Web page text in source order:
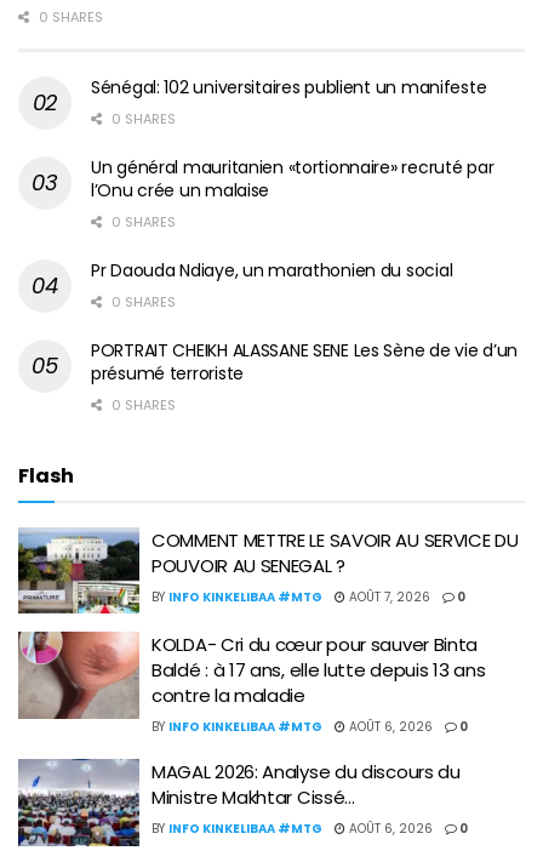
0 SHARES
Sénégal: 102 universitaires publient un manifeste
0 SHARES
Un général mauritanien «tortionnaire» recruté par
l’Onu crée un malaise
0 SHARES
Pr Daouda Ndiaye, un marathonien du social
0 SHARES
PORTRAIT CHEIKH ALASSANE SENE Les Sène de vie d’un
présumé terroriste
0 SHARES
Flash
COMMENT METTRE LE SAVOIR AU SERVICE DU
POUVOIR AU SENEGAL ?
BY INFO KINKELIBAA #MTG AOÛT 7, 2026 0
KOLDA- Cri du cœur pour sauver Binta
Baldé : à 17 ans, elle lutte depuis 13 ans
contre la maladie
BY INFO KINKELIBAA #MTG AOÛT 6, 2026 0
MAGAL 2026: Analyse du discours du
Ministre Makhtar Cissé…
BY INFO KINKELIBAA #MTG AOÛT 6, 2026 0